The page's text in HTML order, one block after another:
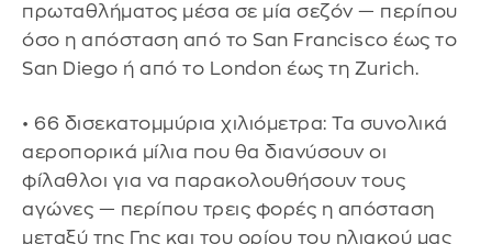
πρωταθλήματος μέσα σε μία σεζόν — περίπου
όσο η απόσταση από το San Francisco έως το
San Diego ή από το London έως τη Zurich.
• 66 δισεκατομμύρια χιλιόμετρα: Τα συνολικά
αεροπορικά μίλια που θα διανύσουν οι
φίλαθλοι για να παρακολουθήσουν τους
αγώνες — περίπου τρεις φορές η απόσταση
μεταξύ της Γης και του ορίου του ηλιακού μας